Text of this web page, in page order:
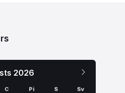
2026
C Pi S Sv